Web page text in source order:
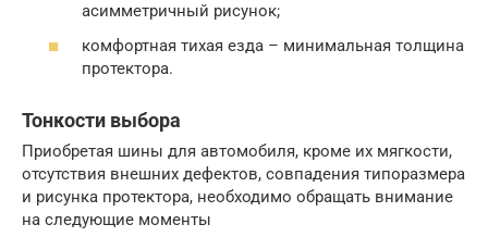
асимметричный рисунок;
комфортная тихая езда – минимальная толщина
протектора.
Тонкости выбора
Приобретая шины для автомобиля, кроме их мягкости,
отсутствия внешних дефектов, совпадения типоразмера
и рисунка протектора, необходимо обращать внимание
на следующие моменты